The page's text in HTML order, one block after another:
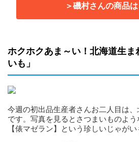
＞磯村さんの商品
ホクホクあま～い！北海道生
いも」
今週の初出品生産者さんお二人目は
です。写真を見るとさつまいものよう
【俵マゼラン】という珍しいじゃがい